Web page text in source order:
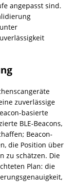
angepasst sind.
zuverlässige
basierte
BLE-Beacons,
Beacon-
die Position über
zu schätzen. Die
Plan: die